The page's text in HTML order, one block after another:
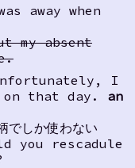
away when
my absent
I
that day. an
でしか使わない
you rescadule